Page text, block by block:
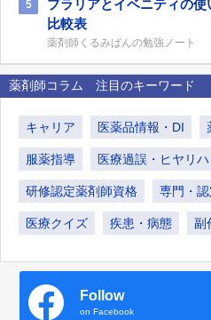
5
プラリアとイベニティの使
比較表
薬剤師くるみぱんの勉強ノート
薬剤師コラム 注目のキーワード
キャリア 医薬品情報・DI
服薬指導 医療過誤・ヒヤリハ
研修認定薬剤師資格 専門・
医療クイズ 疾患・病態 副
Follow
on Facebook